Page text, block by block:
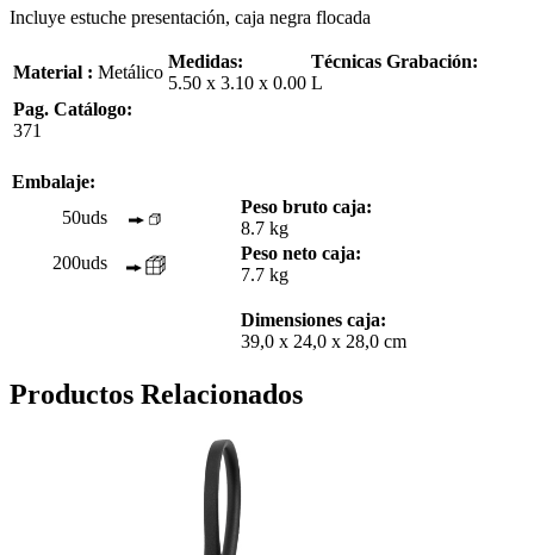
Incluye estuche presentación, caja negra flocada
Material : Metálico
Medidas:
5.50 x 3.10 x 0.00
Técnicas Grabación:
L
Pag. Catálogo:
371
Embalaje:
50uds
Peso bruto caja:
8.7 kg
200uds
Peso neto caja:
7.7 kg
Dimensiones caja:
39,0 x 24,0 x 28,0 cm
Productos Relacionados